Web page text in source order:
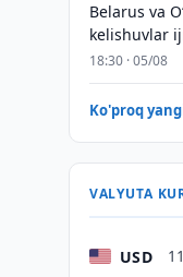
Belarus va
kelishuvlar
18:30 · 05/08
Ko'proq
VALYUTA
USD